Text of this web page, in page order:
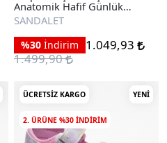
Anatomik Hafif Günlük
Sandalet
SANDALET
%30 İndirim
1.049,93
1.499,90
ÜCRETSIZ KARGO YENI
2. ÜRÜNE %30 INDIRIM